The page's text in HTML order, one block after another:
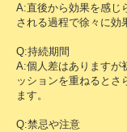
A:直後から効果を感じ
される過程で徐々に効
Q:持続期間
A:個人差はありますが
ッションを重ねるとさ
ます。
Q:禁忌や注意